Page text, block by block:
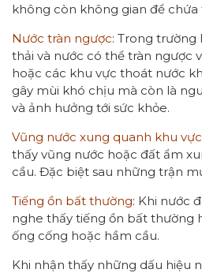
không còn không gian để
Nước tràn ngược: Trong
thải và nước có thể tràn ngược
hoặc các khu vực thoát nước
gây mùi khó chịu mà còn là
và ảnh hưởng tới sức khỏe.
Vũng nước xung quanh khu
thấy vũng nước hoặc đất ẩm
cầu. Đặc biệt sau những trận
Tiếng ồn bất thường: Khi nước
nghe thấy tiếng ồn bất thường
ống cống hoặc hầm cầu.
Khi nhận thấy những dấu hiệu